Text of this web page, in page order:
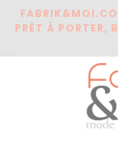
PRÊT À PORTER,